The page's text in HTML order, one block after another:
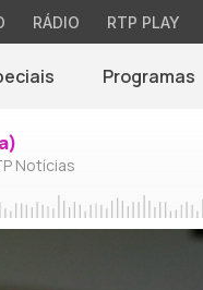
RÁDIO RTP PLAY
Programas
Notícias